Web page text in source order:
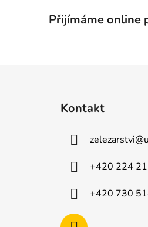
Přijímáme online
Kontakt
zelezarstvi@
+420 224
+420 730